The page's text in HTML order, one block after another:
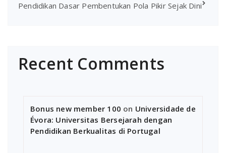
Pendidikan Dasar Pembentukan Pola Pikir Sejak Dini
Recent Comments
Bonus new member 100 on Universidade de
Évora: Universitas Bersejarah dengan
Pendidikan Berkualitas di Portugal